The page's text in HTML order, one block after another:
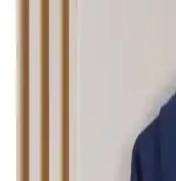
Varol Dama ve Orfe serisi pike
avantajları ve kullanım alanları
Soley ve Varol Dama
Kalite, Tasarım ve
Soley ve Varol Dama Serisi
kullanım özellikleri detaylı
seçeneği belirlemenize yardımcı